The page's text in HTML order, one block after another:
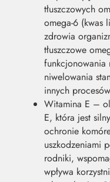
tłuszczowych
omega-6 (kwas
zdrowia
tłuszczowe
funkcjonowania
niwelowania
innych
Witamina E –
E, która jest
ochronie
uszkodzeniami
rodniki,
wpływa